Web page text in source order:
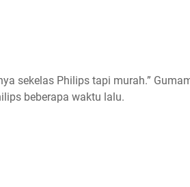
sekelas Philips tapi murah.”
beberapa waktu lalu.